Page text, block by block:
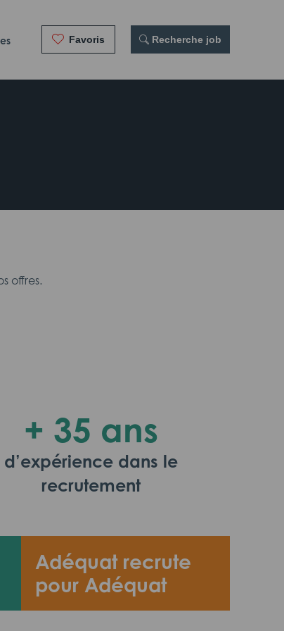
Favoris Recherche job
offres.
Adéquat recrute
pour Adéquat
+ 35 ans
d’expérience dans le
recrutement